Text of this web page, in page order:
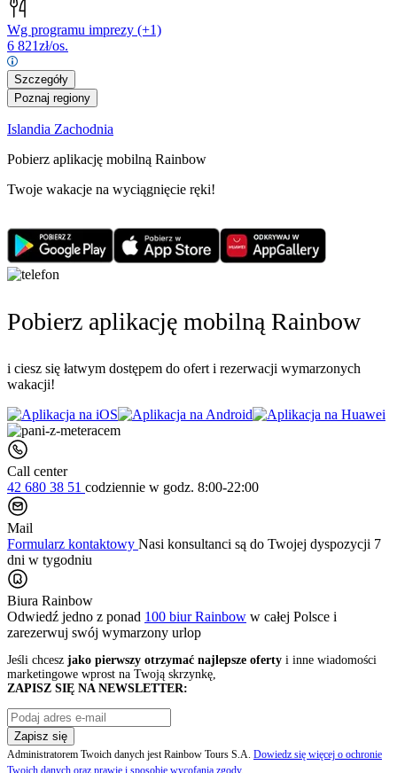
Wg programu imprezy (+1)
6 821zł/os.
Szczegóły
Poznaj regiony
Islandia Zachodnia
Pobierz aplikację mobilną Rainbow
Twoje wakacje na wyciągnięcie ręki!
Pobierz aplikację mobilną Rainbow
i ciesz się łatwym dostępem do ofert i rezerwacji wymarzonych
wakacji!
Call center
42 680 38 51 codziennie w godz. 8:00-22:00
Mail
Formularz kontaktowy Nasi konsultanci są do Twojej dyspozycji 7
dni w tygodniu
Biura Rainbow
Odwiedź jedno z ponad 100 biur Rainbow w całej Polsce i
zarezerwuj swój wymarzony urlop
Jeśli chcesz jako pierwszy otrzymać najlepsze oferty i inne wiadomości
marketingowe wprost na Twoją skrzynkę,
ZAPISZ SIĘ NA NEWSLETTER:
Zapisz się
Administratorem Twoich danych jest Rainbow Tours S.A. Dowiedz się więcej o ochronie
Twoich danych oraz prawie i sposobie wycofania zgody.